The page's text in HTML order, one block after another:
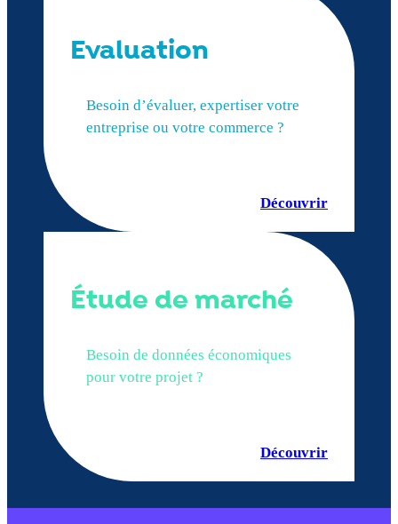
Evaluation
Besoin d’évaluer, expertiser votre
entreprise ou votre commerce ?
Découvrir
Étude de marché
Besoin de données économiques
pour votre projet ?
Découvrir